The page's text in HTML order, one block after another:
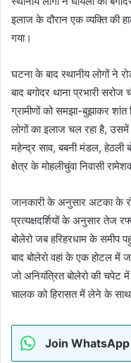
इलाज के दौरान एक व्यक्ति की
गया।
घटना के बाद स्थानीय लोगों ने
बाद बगोदर थाना प्रभारी
ग्रामीणों को समझा-बुझाकर
लोगों का इलाज चल रहा है,
महेन्द्र साव, बबनी मंडल, हेठली
क्षेत्र के मोहलीचुंवा निवासी
जानकारी के अनुसार अटका के
प्रत्यक्षदर्शियों के अनुसार तेज
बोलेरो जब हरिहरधाम के समीप
बाद बोलेरो वहां के एक होटल में
जो अनियंत्रित बोलेरो की चपेट
चालक को हिरासत में लेने के साथ
Join